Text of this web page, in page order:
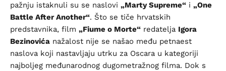
pažnju istaknuli su se naslovi „Marty Supreme“ i „One
Battle After Another“. Što se tiče hrvatskih
predstavnika, film „Fiume o Morte“ redatelja Igora
Bezinovića nažalost nije se našao među petnaest
naslova koji nastavljaju utrku za Oscara u kategoriji
najboljeg međunarodnog dugometražnog filma. Dok s